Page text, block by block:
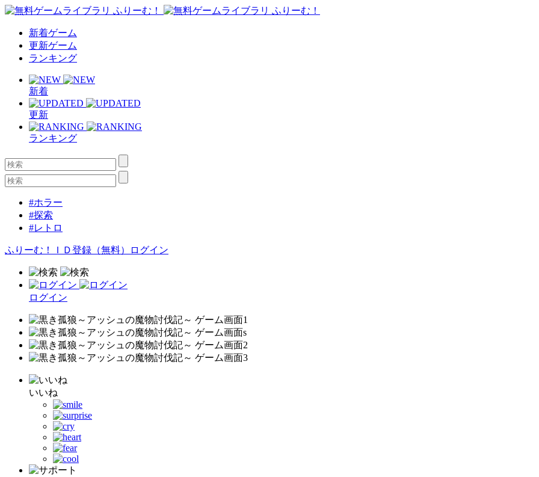
新着ゲーム
更新ゲーム
ランキング
新着
更新
ランキング
#ホラー
#探索
#レトロ
ふりーむ！ＩＤ登録（無料） ログイン
ログイン
いいね